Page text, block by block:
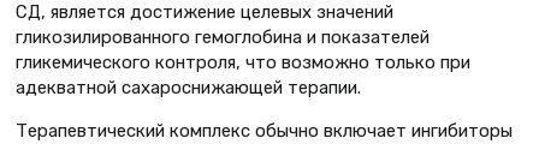
СД, является достижение целевых значений
гликозилированного гемоглобина и показателей
гликемического контроля, что возможно только при
адекватной сахароснижающей терапии.
Терапевтический комплекс обычно включает ингибиторы